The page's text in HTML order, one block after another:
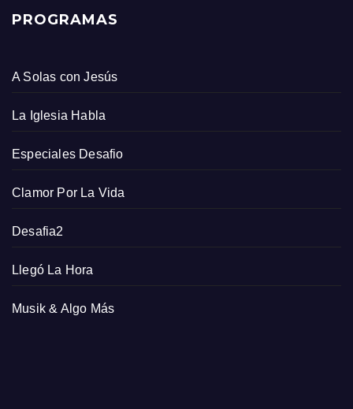
PROGRAMAS
A Solas con Jesús
La Iglesia Habla
Especiales Desafio
Clamor Por La Vida
Desafia2
Llegó La Hora
Musik & Algo Más